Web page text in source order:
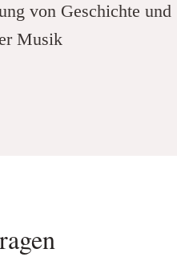
von Geschichte und
Musik